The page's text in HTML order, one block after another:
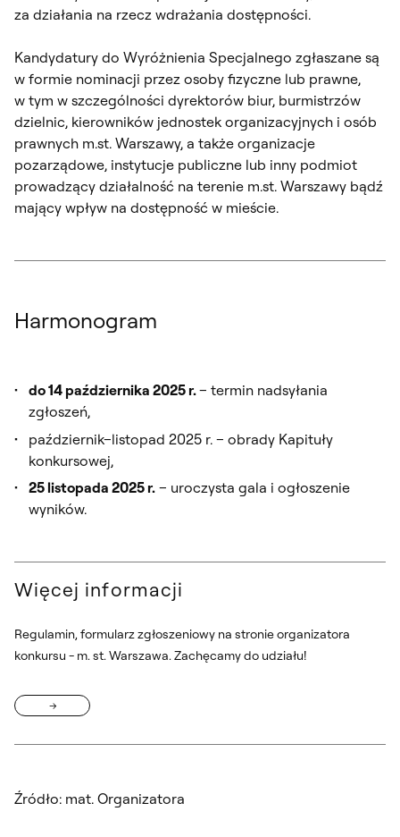
za działania na rzecz wdrażania dostępności.
Kandydatury do Wyróżnienia Specjalnego zgłaszane są
w formie nominacji przez osoby fizyczne lub prawne,
w tym w szczególności dyrektorów biur, burmistrzów
dzielnic, kierowników jednostek organizacyjnych i osób
prawnych m.st. Warszawy, a także organizacje
pozarządowe, instytucje publiczne lub inny podmiot
prowadzący działalność na terenie m.st. Warszawy bądź
mający wpływ na dostępność w mieście.
Harmonogram
do 14 października 2025 r.– termin nadsyłania
zgłoszeń,
październik–listopad 2025 r. – obrady Kapituły
konkursowej,
25 listopada 2025 r. – uroczysta gala i ogłoszenie
wyników.
Więcej informacji
Regulamin, formularz zgłoszeniowy na stronie organizatora
konkursu - m. st. Warszawa. Zachęcamy do udziału!
Źródło: mat. Organizatora